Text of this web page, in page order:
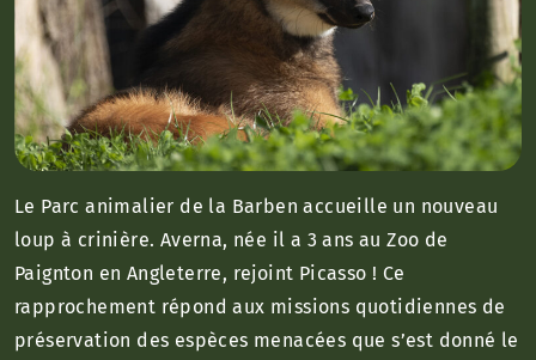
Le Parc animalier de la Barben accueille un nouveau
loup à crinière. Averna, née il a 3 ans au Zoo de
Paignton en Angleterre, rejoint Picasso ! Ce
rapprochement répond aux missions quotidiennes de
préservation des espèces menacées que s’est donné le